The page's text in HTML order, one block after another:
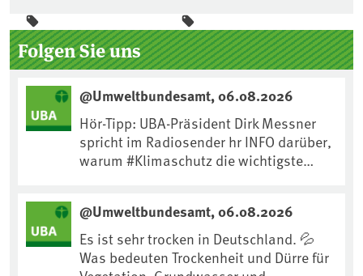
Seitenleiste
Folgen Sie uns
@Umweltbundesamt, 06.08.2026
Hör-Tipp: UBA-Präsident Dirk Messner
spricht im Radiosender hr INFO darüber,
warum #Klimaschutz die wichtigste
https://www.ardsounds.de/episode/urn
:ard:episode:0e7cf1c4b819c26d/
@Umweltbundesamt, 06.08.2026
Es ist sehr trocken in Deutschland. 💦
Was bedeuten Trockenheit und Dürre für